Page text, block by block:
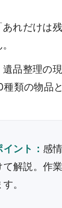
あれだけは
品整理の
類の物品
ント： 感
て解説。作
。